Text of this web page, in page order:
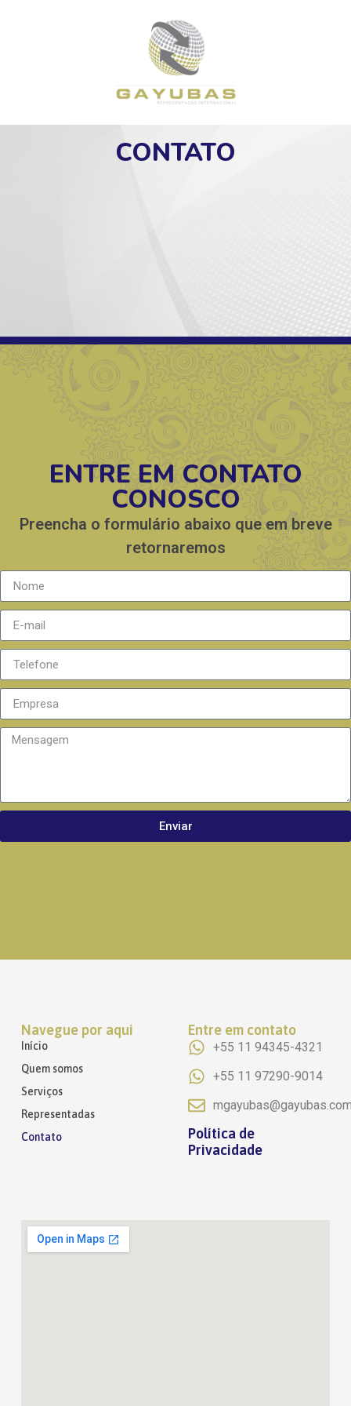
CONTATO
ENTRE EM CONTATO
CONOSCO
Preencha o formulário abaixo que em breve
retornaremos
Enviar
Navegue por aqui
Início
Quem somos
Serviços
Representadas
Contato
Entre em contato
+55 11 94345-4321
+55 11 97290-9014
Política de
Privacidade